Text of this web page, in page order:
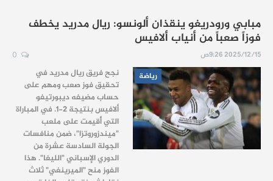
مبابي ورودريغو ينقذان ألونسو: ريال مدريد يخطف
فوزاً صعباً من أنياب ألافيس
2025/12/15 9:26ص
رياضة
نجح فريق ريال مدريد في
تحقيق فوز صعب ومهم على
حساب مضيفه ديبورتيفو
ألافيس بنتيجة 2-1. في المباراة
التي أُقيمت على ملعب
"ميندزوروتزا"، ضمن منافسات
الجولة السادسة عشرة من
الدوري الإسباني "الليغا". هذا
الفوز منح "الميرينغي" ثلاث